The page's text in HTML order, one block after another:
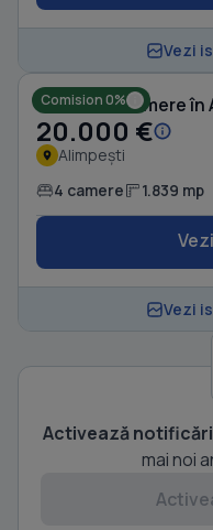
Vezi
Comision 0%
Casă cu 4 camere în
20.000 €
Alimpești
4 camere 1.839 mp
Vezi
Activează
mai noi